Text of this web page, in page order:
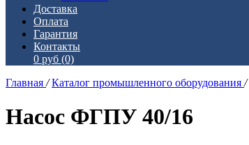
Доставка
Оплата
Гарантия
Контакты
0 руб (0)
Главная / Каталог промышленного оборудования /
Насос ФГПУ 40/16